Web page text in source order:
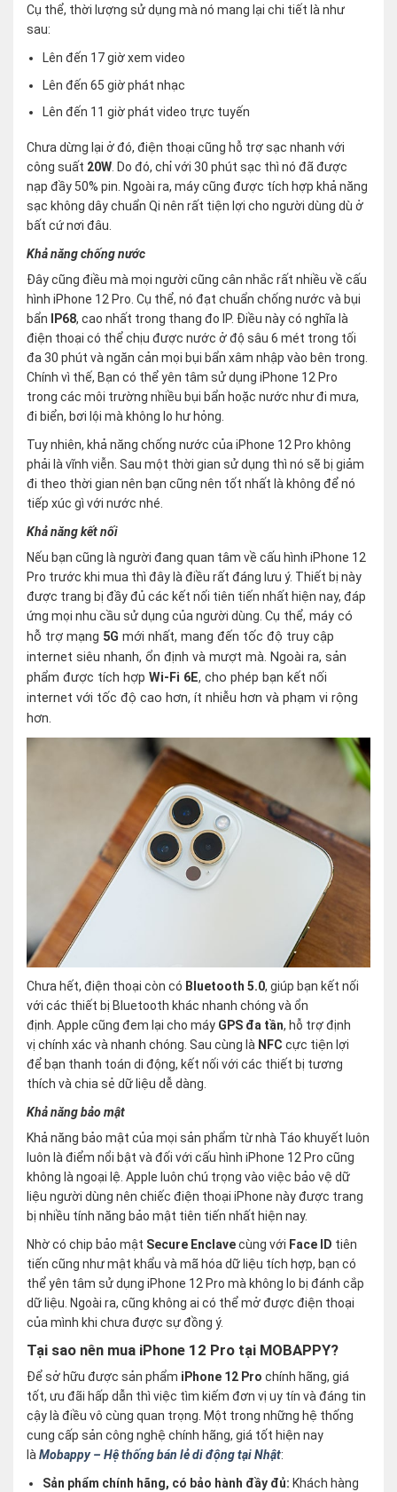
Cụ thể, thời lượng sử dụng mà nó mang lại chi tiết là như
sau:
Lên đến 17 giờ xem video
Lên đến 65 giờ phát nhạc
Lên đến 11 giờ phát video trực tuyến
Chưa dừng lại ở đó, điện thoại cũng hỗ trợ sạc nhanh với
công suất 20W . Do đó, chỉ với 30 phút sạc thì nó đã được
nạp đầy 50% pin. Ngoài ra, máy cũng được tích hợp khả năng
sạc không dây chuẩn Qi nên rất tiện lợi cho người dùng dù ở
bất cứ nơi đâu.
Khả năng chống nước
Đây cũng điều mà mọi người cũng cân nhắc rất nhiều về cấu
hình iPhone 12 Pro. Cụ thể, nó đạt chuẩn chống nước và bụi
bẩn
IP68, cao nhất trong thang đo IP. Điều này có nghĩa là
điện thoại có thể chịu được nước ở độ sâu 6 mét trong tối
đa 30 phút và ngăn cản mọi bụi bẩn xâm nhập vào bên trong.
Chính vì thế, Bạn có thể yên tâm sử dụng iPhone 12 Pro
trong các môi trường nhiều bụi bẩn hoặc nước như đi mưa,
đi biển, bơi lội mà không lo hư hỏng.
Tuy nhiên, khả năng chống nước của iPhone 12 Pro không
phải là vĩnh viễn. Sau một thời gian sử dụng thì nó sẽ bị giảm
đi theo thời gian nên bạn cũng nên tốt nhất là không để nó
tiếp xúc gì với nước nhé.
Khả năng kết nối
Nếu bạn cũng là người đang quan tâm về cấu hình iPhone 12
Pro trước khi mua thì đây là điều rất đáng lưu ý. Thiết bị này
được trang bị đầy đủ các kết nối tiên tiến nhất hiện nay, đáp
ứng mọi nhu cầu sử dụng của người dùng. Cụ thể, máy có
hỗ trợ mạng 5G mới nhất, mang đến tốc độ truy cập
internet siêu nhanh, ổn định và mượt mà. Ngoài ra, sản
phẩm được tích hợp Wi-Fi 6E, cho phép bạn kết nối
internet với tốc độ cao hơn, ít nhiễu hơn và phạm vi rộng
hơn.
Chưa hết, điện thoại còn có Bluetooth 5.0, giúp bạn kết nối
với các thiết bị Bluetooth khác nhanh chóng và ổn
định. Apple cũng đem lại cho máy GPS đa tần, hỗ trợ định
vị chính xác và nhanh chóng. Sau cùng là NFC cực tiện lợi
để bạn thanh toán di động, kết nối với các thiết bị tương
thích và chia sẻ dữ liệu dễ dàng.
Khả năng bảo mật
Khả năng bảo mật của mọi sản phẩm từ nhà Táo khuyết luôn
luôn là điểm nổi bật và đối với cấu hình iPhone 12 Pro cũng
không là ngoại lệ. Apple luôn chú trọng vào việc bảo vệ dữ
liệu người dùng nên chiếc điện thoại iPhone này được trang
bị nhiều tính năng bảo mật tiên tiến nhất hiện nay.
Nhờ có chip bảo mật Secure Enclavecùng với Face ID tiên
tiến cũng như mật khẩu và mã hóa dữ liệu tích hợp, bạn có
thể yên tâm sử dụng iPhone 12 Pro mà không lo bị đánh cắp
dữ liệu. Ngoài ra, cũng không ai có thể mở được điện thoại
của mình khi chưa được sự đồng ý.
Tại sao nên mua iPhone 12 Pro tại MOBAPPY?
Để sở hữu được sản phẩm iPhone 12 Pro chính hãng, giá
tốt, ưu đãi hấp dẫn thì việc tìm kiếm đơn vị uy tín và đáng tin
cậy là điều vô cùng quan trọng. Một trong những hệ thống
cung cấp sản công nghệ chính hãng, giá tốt hiện nay
là Mobappy – Hệ thống bán lẻ di động tại Nhật:
Sản phẩm chính hãng, có bảo hành đầy đủ: Khách hàng